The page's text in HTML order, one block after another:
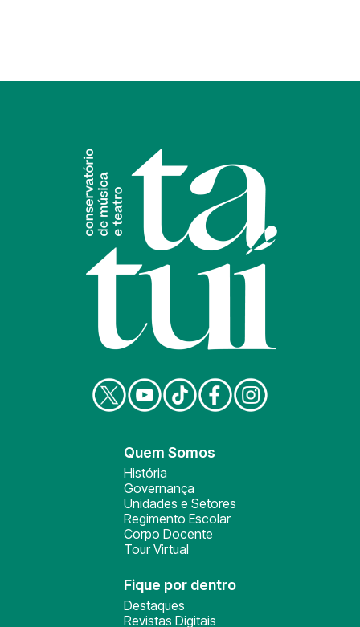
Quem Somos
História
Governança
Unidades e Setores
Regimento Escolar
Corpo Docente
Tour Virtual
Fique por dentro
Destaques
Revistas Digitais